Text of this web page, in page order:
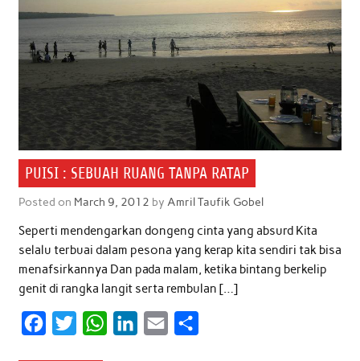
PUISI : SEBUAH RUANG TANPA RATAP
Posted on March 9, 2012 by Amril Taufik Gobel
Seperti mendengarkan dongeng cinta yang absurd Kita
selalu terbuai dalam pesona yang kerap kita sendiri tak bisa
menafsirkannya Dan pada malam, ketika bintang berkelip
genit di rangka langit serta rembulan […]
W